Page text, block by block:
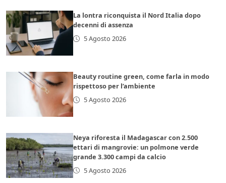
La lontra riconquista il Nord Italia dopo
decenni di assenza
5 Agosto 2026
Beauty routine green, come farla in modo
rispettoso per l’ambiente
5 Agosto 2026
Neya riforesta il Madagascar con 2.500
ettari di mangrovie: un polmone verde
grande 3.300 campi da calcio
5 Agosto 2026